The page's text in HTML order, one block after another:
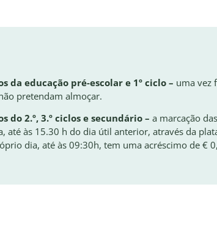
da educação pré-escolar e 1º ciclo – uma vez
pretendam almoçar.
do 2.º, 3.º ciclos e secundário – a marcação
até às 15.30 h do dia útil anterior, através da
dia, até às 09:30h, tem uma acréscimo de €